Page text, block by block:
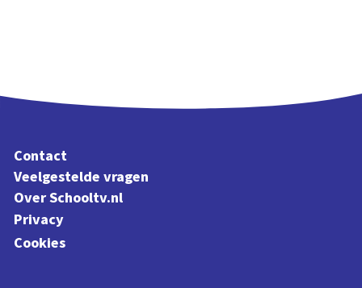
Contact
Veelgestelde vragen
Over Schooltv.nl
Privacy
Cookies